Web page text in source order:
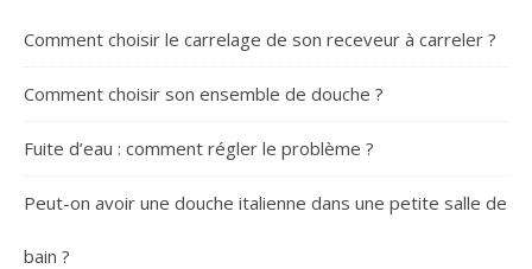
Comment choisir le carrelage de son receveur à carreler ?
Comment choisir son ensemble de douche ?
Fuite d’eau : comment régler le problème ?
Peut-on avoir une douche italienne dans une petite salle de
bain ?